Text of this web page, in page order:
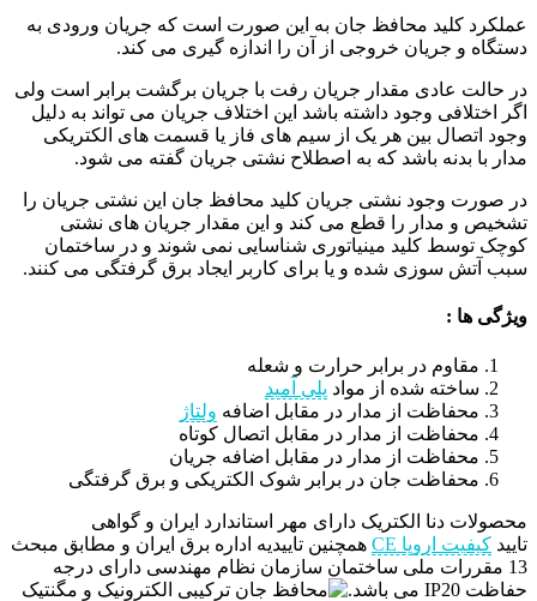
عملکرد کلید محافظ جان به این صورت است که جریان ورودی به
دستگاه و جریان خروجی از آن را اندازه گیری می کند.
در حالت عادی مقدار جریان رفت با جریان برگشت برابر است ولی
اگر اختلافی وجود داشته باشد این اختلاف جریان می تواند به دلیل
وجود اتصال بین هر یک از سیم های فاز یا قسمت های الکتریکی
مدار با بدنه باشد که به اصطلاح نشتی جریان گفته می شود.
در صورت وجود نشتی جریان کلید محافظ جان این نشتی جریان را
تشخیص و مدار را قطع می کند و این مقدار جریان های نشتی
کوچک توسط کلید مینیاتوری شناسایی نمی شوند و در ساختمان
سبب آتش سوزی شده و یا برای کاربر ایجاد برق گرفتگی می کنند.
ویژگی ها :
مقاوم در برابر حرارت و شعله
ساخته شده از مواد پلی آمید
محفاظت از مدار در مقابل اضافه ولتاژ
محفاظت از مدار در مقابل اتصال کوتاه
محفاظت از مدار در مقابل اضافه جریان
محفاظت جان در برابر شوک الکتریکی و برق گرفتگی
محصولات دنا الکتریک دارای مهر استاندارد ایران و گواهی
تایید کیفیت اروپا CE
همچنین تاییدیه اداره برق ایران و مطابق مبحث
13 مقررات ملی ساختمان سازمان نظام مهندسی دارای درجه
حفاظت IP20 می باشد.